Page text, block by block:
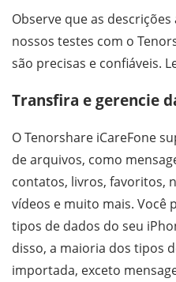
Observe que as
nossos testes com o
são precisas e confiáveis.
Transfira e gerencie
O Tenorshare iCareFone
de arquivos, como
contatos, livros, favoritos,
vídeos e muito mais. Você
tipos de dados do seu
disso, a maioria dos tipos
importada, exceto